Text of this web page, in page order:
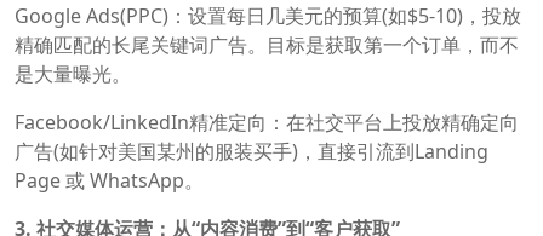
Google Ads(PPC)‍：设置每日几美元的预算(如$5-10)，投放
精确匹配的长尾关键词广告。目标是获取第一个订单，而不
是大量曝光。
Facebook/LinkedIn精准定向：在社交平台上投放精确定向
广告(如针对美国某州的服装买手)，直接引流到Landing
Page 或 WhatsApp。
3. 社交媒体运营：从“内容消费”到“客户获取”